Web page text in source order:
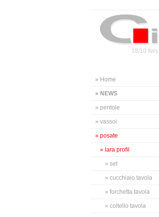
18/10 Italy
» Home
» NEWS
» pentole
» vassoi
» posate
» lara profil
» set
» cucchiaio tavola
» forchetta tavola
» coltello tavola